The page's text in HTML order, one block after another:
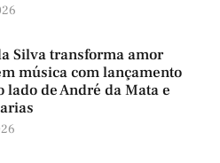
Silva transforma amor
música com lançamento
lado de André da Mata e